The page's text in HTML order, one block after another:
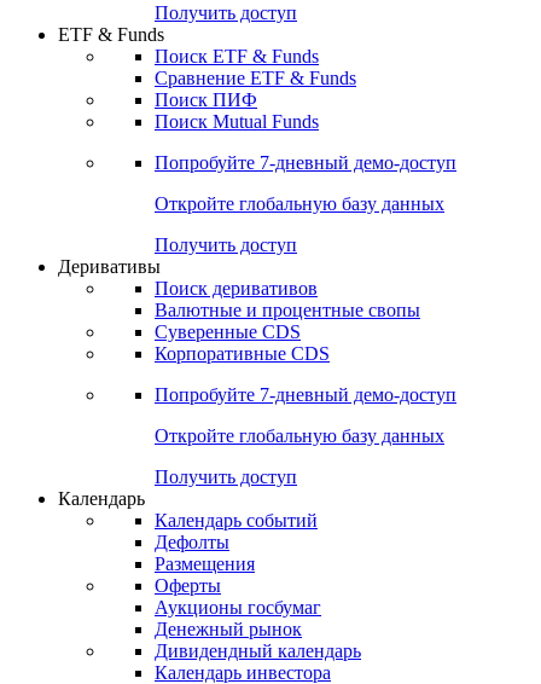
Получить доступ
ETF & Funds
Поиск ETF & Funds
Сравнение ETF & Funds
Поиск ПИФ
Поиск Mutual Funds
Попробуйте 7-дневный демо-доступ
Откройте глобальную базу данных
Получить доступ
Деривативы
Поиск деривативов
Валютные и процентные свопы
Суверенные CDS
Корпоративные CDS
Попробуйте 7-дневный демо-доступ
Откройте глобальную базу данных
Получить доступ
Календарь
Календарь событий
Дефолты
Размещения
Оферты
Аукционы госбумаг
Денежный рынок
Дивидендный календарь
Календарь инвестора